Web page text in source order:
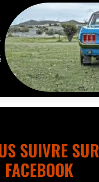
SUIVRE SUR
FACEBOOK